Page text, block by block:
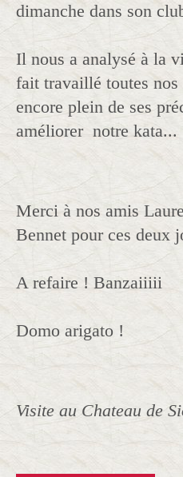
dimanche dans son
Il nous a analysé à la
fait travaillé toutes nos
encore plein de ses
améliorer notre kata...
Merci à nos amis
Bennet pour ces deux
A refaire ! Banzaiiiii
Domo arigato !
Visite au Chateau de